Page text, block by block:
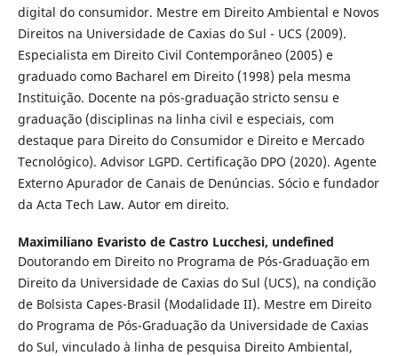
digital do consumidor. Mestre em Direito Ambiental e Novos
Direitos na Universidade de Caxias do Sul - UCS (2009).
Especialista em Direito Civil Contemporâneo (2005) e
graduado como Bacharel em Direito (1998) pela mesma
Instituição. Docente na pós-graduação stricto sensu e
graduação (disciplinas na linha civil e especiais, com
destaque para Direito do Consumidor e Direito e Mercado
Tecnológico). Advisor LGPD. Certificação DPO (2020). Agente
Externo Apurador de Canais de Denúncias. Sócio e fundador
da Acta Tech Law. Autor em direito.
Maximiliano Evaristo de Castro Lucchesi, undefined
Doutorando em Direito no Programa de Pós-Graduação em
Direito da Universidade de Caxias do Sul (UCS), na condição
de Bolsista Capes-Brasil (Modalidade II). Mestre em Direito
do Programa de Pós-Graduação da Universidade de Caxias
do Sul, vinculado à linha de pesquisa Direito Ambiental,